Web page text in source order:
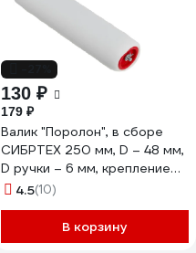
130 ₽
179 ₽
Валик "Поролон", в сборе
СИБРТЕХ 250 мм, D – 48 мм,
D ручки – 6 мм, крепление
шплинтом 80144
4.5(10)
В корзину